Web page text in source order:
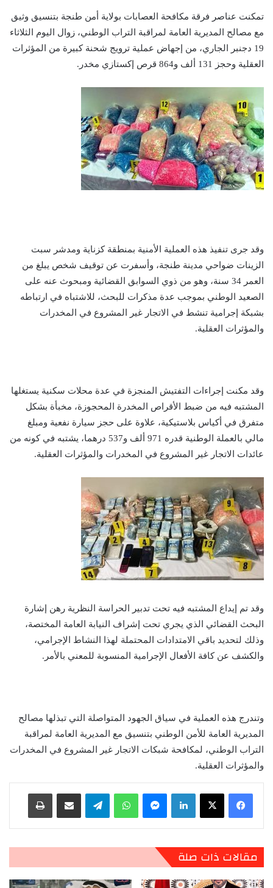
تمكنت عناصر فرقة مكافحة العصابات بولاية أمن طنجة بتنسيق وثيق
مع مصالح المديرية العامة لمراقبة التراب الوطني، زوال اليوم الثلاثاء
19 دجنبر الجاري، من إجهاض عملية ترويج شحنة كبيرة من المؤثرات
العقلية وحجز 131 ألف و864 قرص إكستازي مخدر.
وقد جرى تنفيذ هذه العملية الأمنية بمنطقة كزناية ومدشر سبت
الزينات ضواحي مدينة طنجة، وأسفرت عن توقيف شخص يبلغ من
العمر 34 سنة، وهو من ذوي السوابق القضائية ومبحوث عنه على
الصعيد الوطني بموجب عدة مذكرات للبحث، للاشتباه في ارتباطه
بشبكة إجرامية تنشط في الاتجار غير المشروع في المخدرات
والمؤثرات العقلية.
وقد مكنت إجراءات التفتيش المنجزة في عدة محلات سكنية يستغلها
المشتبه فيه من ضبط الأقراص المخدرة المحجوزة، مخبأة بشكل
متفرق في أكياس بلاستيكية، علاوة على حجز سيارة نفعية ومبلغ
مالي بالعملة الوطنية قدره 971 ألف و537 درهما، يشتبه في كونه من
عائدات الاتجار غير المشروع في المخدرات والمؤثرات العقلية.
وقد تم إيداع المشتبه فيه تحت تدبير الحراسة النظرية رهن إشارة
البحث القضائي الذي يجري تحت إشراف النيابة العامة المختصة،
وذلك لتحديد باقي الامتدادات المحتملة لهذا النشاط الإجرامي،
والكشف عن كافة الأفعال الإجرامية المنسوبة للمعني بالأمر.
وتندرج هذه العملية في سياق الجهود المتواصلة التي تبذلها مصالح
المديرية العامة للأمن الوطني بتنسيق مع المديرية العامة لمراقبة
التراب الوطني، لمكافحة شبكات الاتجار غير المشروع في المخدرات
والمؤثرات العقلية.
لينكدإن ماسنجر واتساب تيلقرام مشاركة عبر البريد طباعة
مقالات ذات صلة